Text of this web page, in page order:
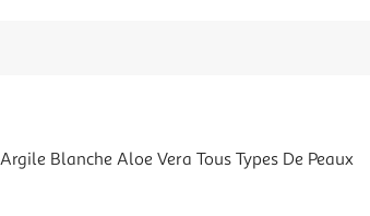
Blanche Aloe Vera Tous Types De Peaux